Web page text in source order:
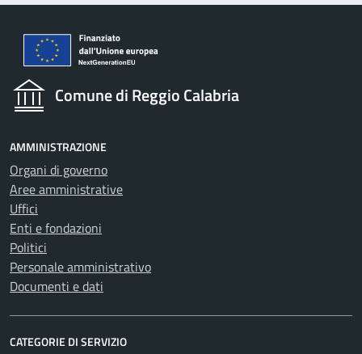
Comune di Reggio Calabria
AMMINISTRAZIONE
Organi di governo
Aree amministrative
Uffici
Enti e fondazioni
Politici
Personale amministrativo
Documenti e dati
CATEGORIE DI SERVIZIO